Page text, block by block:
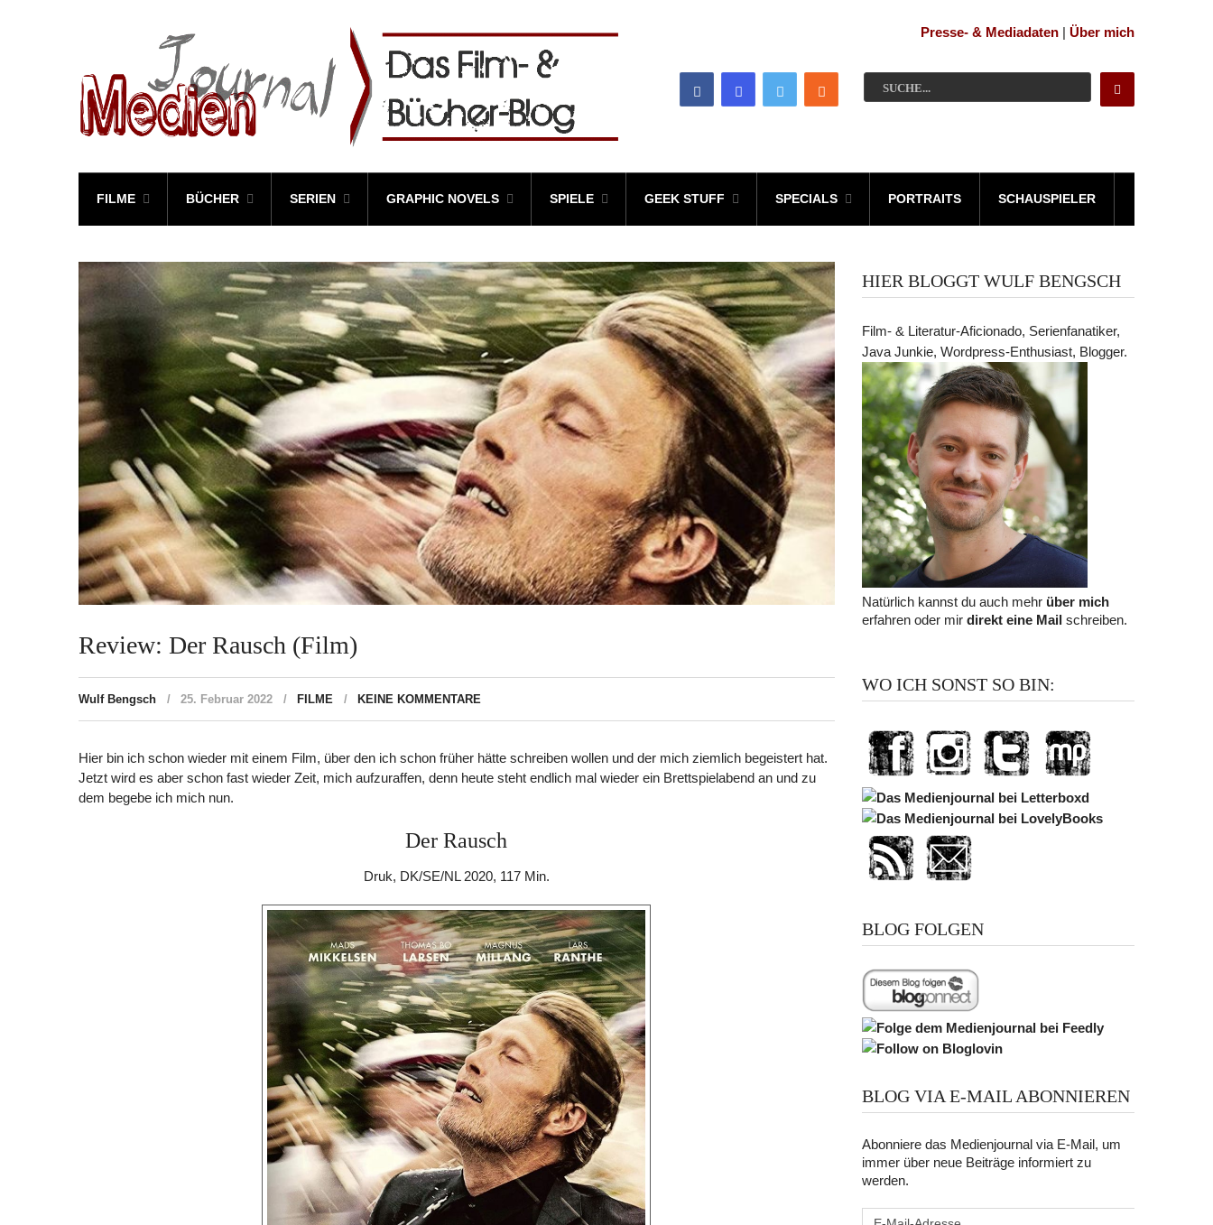
Presse- & Mediadaten | Über mich
FILME BÜCHER SERIEN GRAPHIC NOVELS SPIELE GEEK STUFF SPECIALS PORTRAITS SCHAUSPIELER
Review: Der Rausch (Film)
Wulf Bengsch 25. Februar 2022 FILME KEINE KOMMENTARE
Hier bin ich schon wieder mit einem Film, über den ich schon früher hätte schreiben wollen und der mich ziemlich begeistert hat.
Jetzt wird es aber schon fast wieder Zeit, mich aufzuraffen, denn heute steht endlich mal wieder ein Brettspielabend an und zu
dem begebe ich mich nun.
Der Rausch
Druk, DK/SE/NL 2020, 117 Min.
HIER BLOGGT WULF BENGSCH
Film- & Literatur-Aficionado, Serienfanatiker,
Java Junkie, Wordpress-Enthusiast, Blogger.
Natürlich kannst du auch mehr über mich
erfahren oder mirdirekt eine Mail schreiben.
WO ICH SONST SO BIN:
BLOG FOLGEN
BLOG VIA E-MAIL ABONNIEREN
Abonniere das Medienjournal via E-Mail, um
immer über neue Beiträge informiert zu
werden.
E-